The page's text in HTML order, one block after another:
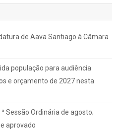
de Aava Santiago à Câmara
população para audiência
e orçamento de 2027 nesta
Sessão Ordinária de agosto;
aprovado